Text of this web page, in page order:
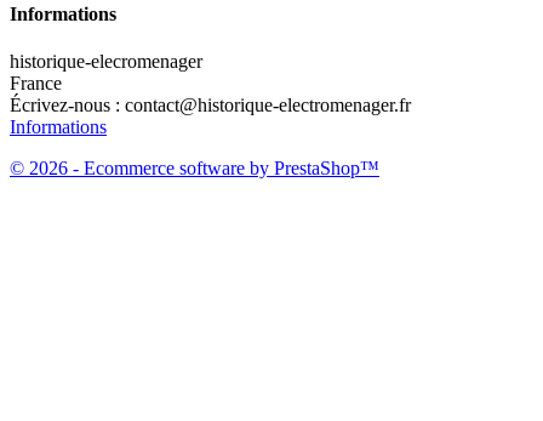
Informations
historique-elecromenager
France
Écrivez-nous : contact@historique-electromenager.fr
Informations
© 2026 - Ecommerce software by PrestaShop™